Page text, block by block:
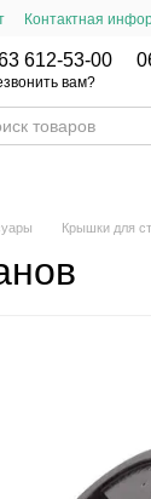
Контактная
612-53-00
вам?
Крышки для